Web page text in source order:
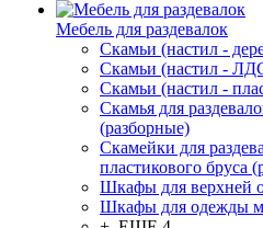
Мебель для раздевалок
Скамьи (настил -
Скамьи (настил -
Скамьи (настил -
Скамья для
(разборные)
Скамейки для
пластикового бруса
Шкафы для
Шкафы для одежды